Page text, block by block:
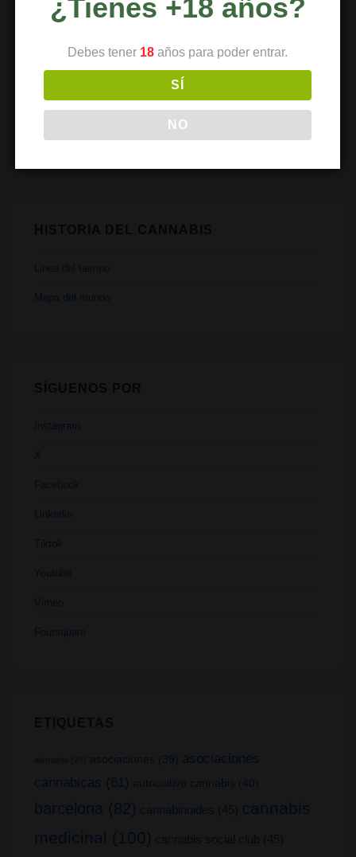
Religión
Transporte
Vaporizadores
Linea del tiempo
Mapa del mundo
Instagram
X
Facebook
Linkedin
Tiktok
Youtube
Vimeo
Foursquare
alemania (27) asociaciones (39)
asociaciones
cannabicas (61) autocultivo cannabis (40)
barcelona (82) cannabinoides (45) cannabis
medicinal (100) cannabis social club (45)
¿Tienes +18 años?
Debes tener 18 años para poder entrar.
SÍ
NO